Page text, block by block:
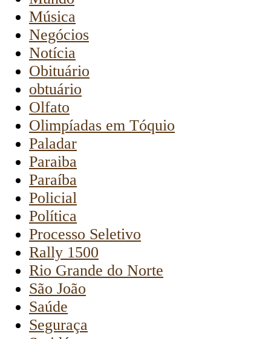
Música
Negócios
Notícia
Obituário
obtuário
Olfato
Olimpíadas em Tóquio
Paladar
Paraiba
Paraíba
Policial
Política
Processo Seletivo
Rally 1500
Rio Grande do Norte
São João
Saúde
Seguraça